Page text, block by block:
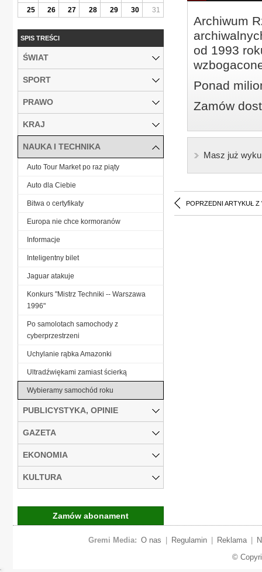
Archiwum
od 1993
Ponad
Zamów
Masz już
POPRZEDNI ARTYKUŁ Z
25
26 27 28 29 30 31
SPIS TREŚCI
ŚWIAT
SPORT
PRAWO
KRAJ
NAUKA I TECHNIKA
Auto Tour Market po raz piąty
Auto dla Ciebie
Bitwa o certyfikaty
Europa nie chce kormoranów
Informacje
Inteligentny bilet
Jaguar atakuje
Konkurs "Mistrz Techniki -- Warszawa
1996"
Po samolotach samochody z
cyberprzestrzeni
Uchylanie rąbka Amazonki
Ultradźwiękami zamiast ścierką
Wybieramy samochód roku
PUBLICYSTYKA, OPINIE
GAZETA
EKONOMIA
KULTURA
Zamów abonament
Gremi Media: O nas Regulamin Reklama
©